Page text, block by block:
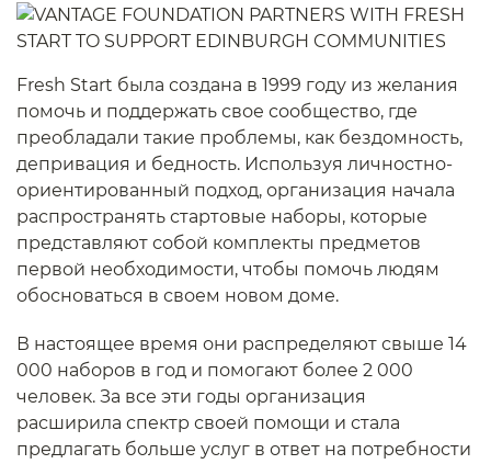
Fresh Start была создана в 1999 году из желания
помочь и поддержать свое сообщество, где
преобладали такие проблемы, как бездомность,
депривация и бедность. Используя личностно-
ориентированный подход, организация начала
распространять стартовые наборы, которые
представляют собой комплекты предметов
первой необходимости, чтобы помочь людям
обосноваться в своем новом доме.
В настоящее время они распределяют свыше 14
000 наборов в год и помогают более 2 000
человек. За все эти годы организация
расширила спектр своей помощи и стала
предлагать больше услуг в ответ на потребности